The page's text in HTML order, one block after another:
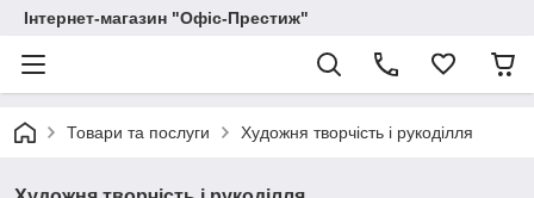
Інтернет-магазин "Офіс-Престиж"
Товари та послуги Художня творчість і рукоділля